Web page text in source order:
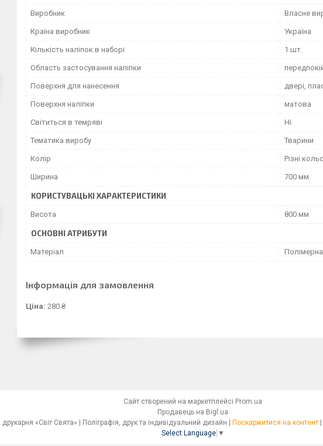
Виробник Власне
Країна виробник Україна
Кількість наліпок в наборі 1 шт.
Область застосування наліпки
Поверхня для нанесення двері,
Поверхня наліпки матова
Світиться в темряві Ні
Тематика виробу Тварини
Колір Різні
Ширина 700 мм
КОРИСТУВАЦЬКI ХАРАКТЕРИСТИКИ
Висота 800 мм
ОСНОВНІ АТРИБУТИ
Матеріал Полімерна
Інформація для замовлення
Ціна: 280 ₴
Сайт створений на маркетплейсі Prom.ua
Продавець на Bigl.ua
Сімейна друкарня «Світ Свята» | Поліграфія, друк та індивідуальний дизайн | Поскаржитися на контент |
Select Language ▼